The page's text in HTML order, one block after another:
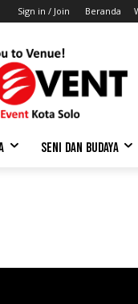
Sign in / Join Beranda
SENI DAN BUDAYA